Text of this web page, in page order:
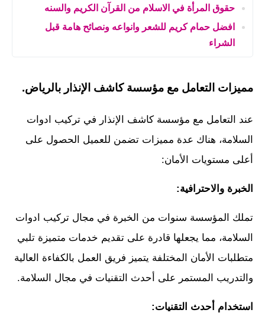
حقوق المرأة في الاسلام من القرآن الكريم والسنه
افضل حمام كريم للشعر وانواعه ونصائح هامة قبل
الشراء
مميزات التعامل مع مؤسسة كاشف الإنذار بالرياض.
عند التعامل مع مؤسسة كاشف الإنذار في تركيب ادوات
السلامة، هناك عدة مميزات تضمن للعميل الحصول على
أعلى مستويات الأمان:
الخبرة والاحترافية:
تملك المؤسسة سنوات من الخبرة في مجال تركيب ادوات
السلامة، مما يجعلها قادرة على تقديم خدمات متميزة تلبي
متطلبات الأمان المختلفة يتميز فريق العمل بالكفاءة العالية
والتدريب المستمر على أحدث التقنيات في مجال السلامة.
استخدام أحدث التقنيات: